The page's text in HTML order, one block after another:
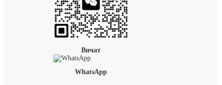
Вичат
WhatsApp